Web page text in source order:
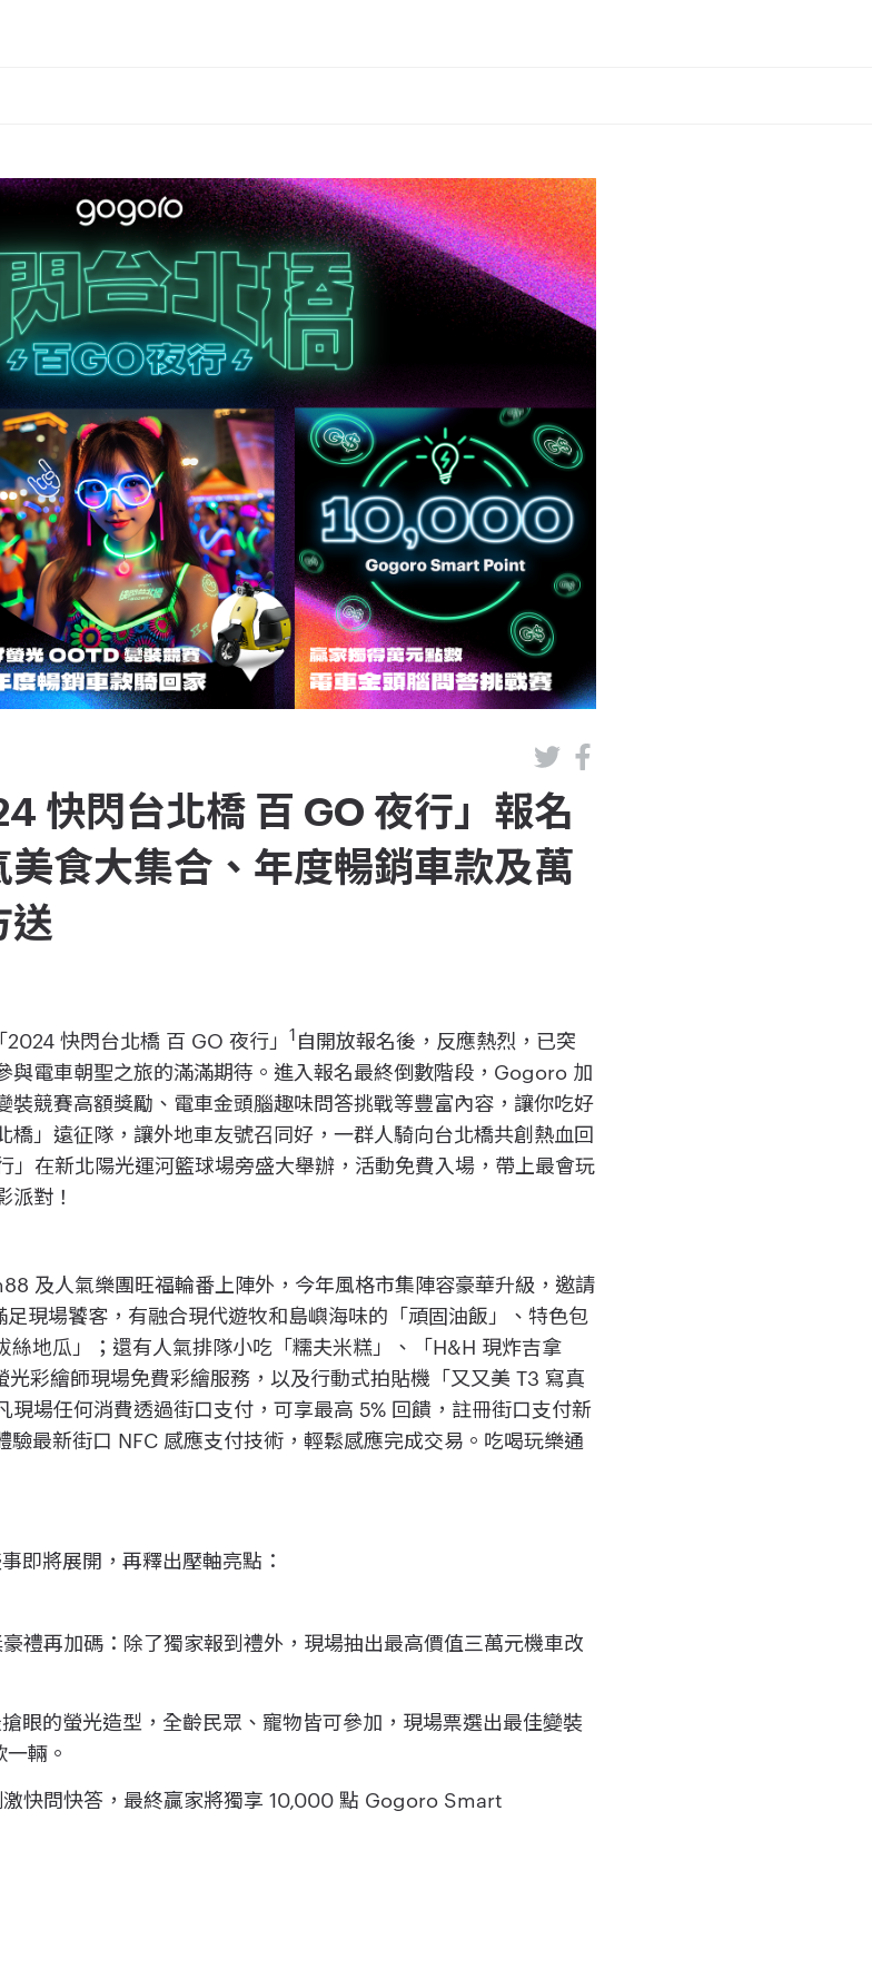
快閃台北橋 百 GO 夜行」報名
食大集合、年度暢銷車款及萬
送
快閃台北橋 百 GO 夜行」1自開放報名後，反應熱烈，已突
與電車朝聖之旅的滿滿期待。進入報名最終倒數階段，Gogoro 加
裝競賽高額獎勵、電車金頭腦趣味問答挑戰等豐富內容，讓你吃好
」遠征隊，讓外地車友號召同好，一群人騎向台北橋共創熱血回
在新北陽光運河籃球場旁盛大舉辦，活動免費入場，帶上最會玩
對！
及人氣樂團旺福輪番上陣外，今年風格市集陣容豪華升級，邀請
現場饕客，有融合現代遊牧和島嶼海味的「頑固油飯」、特色包
地瓜」；還有人氣排隊小吃「糯夫米糕」、「H&H 現炸吉拿
彩繪師現場免費彩繪服務，以及行動式拍貼機「又又美 T3 寫真
現場任何消費透過街口支付，可享最高 5% 回饋，註冊街口支付新
最新街口 NFC 感應支付技術，輕鬆感應完成交易。吃喝玩樂通
即將展開，再釋出壓軸亮點：
禮再加碼：除了獨家報到禮外，現場抽出最高價值三萬元機車改
眼的螢光造型，全齡民眾、寵物皆可參加，現場票選出最佳變裝
輛。
快問快答，最終贏家將獨享 10,000 點 Gogoro Smart